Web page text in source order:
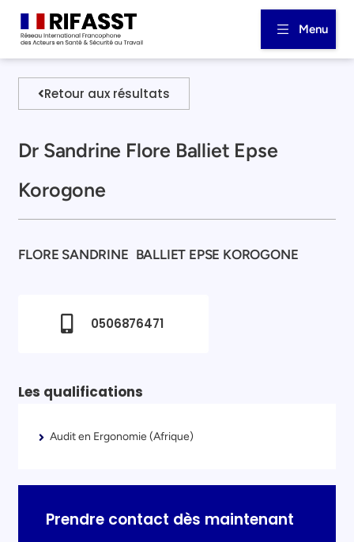
Menu
Retour aux résultats
Dr Sandrine Flore Balliet Epse
Korogone
FLORE SANDRINE BALLIET EPSE KOROGONE
0506876471
Les qualifications
Audit en Ergonomie (Afrique)
Prendre contact dès maintenant